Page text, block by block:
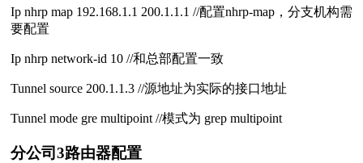
Ip nhrp map 192.168.1.1 200.1.1.1 //配置nhrp-map，分支机构需
要配置
Ip nhrp network-id 10 //和总部配置一致
Tunnel source 200.1.1.3 //源地址为实际的接口地址
Tunnel mode gre multipoint //模式为 grep multipoint
分公司3路由器配置